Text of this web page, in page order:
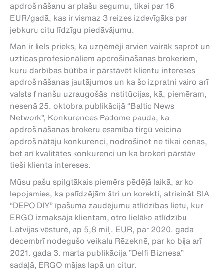
apdrošināšanu ar plašu segumu, tikai par 16
EUR/gadā, kas ir vismaz 3 reizes izdevīgāks par
jebkuru citu līdzīgu piedāvājumu.
Man ir liels prieks, ka uzņēmēji arvien vairāk saprot un
uzticas profesionāliem apdrošināšanas brokeriem,
kuru darbības būtība ir pārstāvēt klientu intereses
apdrošināšanas jautājumos un ka šo izpratni vairo arī
valsts finanšu uzraugošās institūcijas, kā, piemēram,
nesenā 25. oktobra publikācijā “Baltic News
Network”, Konkurences Padome pauda, ka
apdrošināšanas brokeru esamība tirgū veicina
apdrošinātāju konkurenci, nodrošinot ne tikai cenas,
bet arī kvalitātes konkurenci un ka brokeri pārstāv
tieši klienta intereses.
Mūsu pašu spilgtākais piemērs pēdējā laikā, ar ko
lepojamies, ka palīdzējām ātri un korekti, atrisināt SIA
“DEPO DIY” īpašuma zaudējumu atlīdzības lietu, kur
ERGO izmaksāja klientam, otro lielāko atlīdzību
Latvijas vēsturē, ap 5,8 milj. EUR, par 2020. gada
decembrī nodegušo veikalu Rēzeknē, par ko bija arī
2021. gada 3. marta publikācija ”Delfi Biznesa”
sadaļā, ERGO mājas lapā un citur.